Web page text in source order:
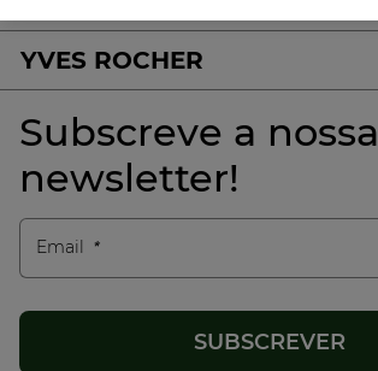
YVES ROCHER
Subscreve a nossa
newsletter!
Email